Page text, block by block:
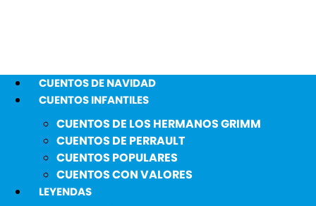
CUENTOS DE NAVIDAD
CUENTOS INFANTILES
CUENTOS DE LOS HERMANOS GRIMM
CUENTOS DE PERRAULT
CUENTOS POPULARES
CUENTOS CON VALORES
LEYENDAS